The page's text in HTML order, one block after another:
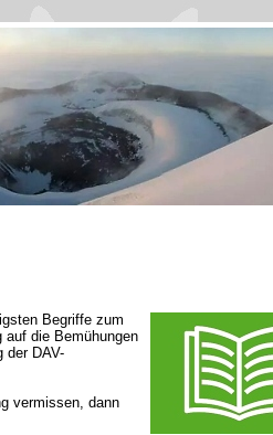
Begriffe zum
die Bemühungen
der DAV-
vermissen, dann